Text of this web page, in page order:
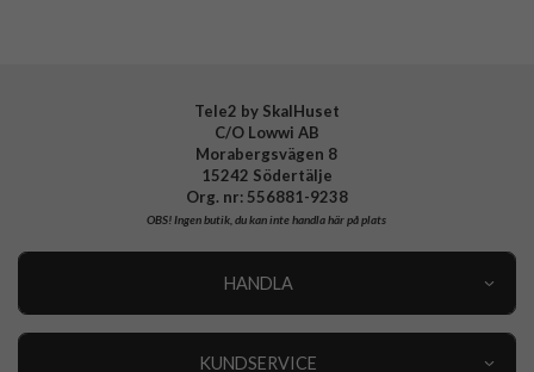
Tele2 by SkalHuset
C/O Lowwi AB
Morabergsvägen 8
15242 Södertälje
Org. nr: 556881-9238
OBS!Ingen butik, du kan inte handla här på plats
HANDLA
KUNDSERVICE